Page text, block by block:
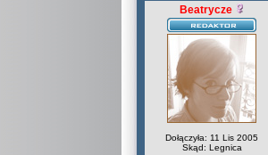
Beatrycze
Dołączyła: 11 Lis 2005
Skąd: Legnica